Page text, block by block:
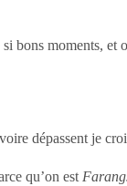
bons moments,
dépassent je
qu’on est